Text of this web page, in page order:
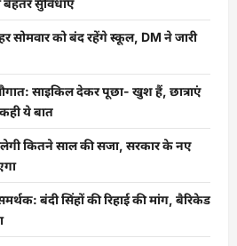
बेहतर सुविधाएं
सोमवार को बंद रहेंगे स्कूल, DM ने जारी
साइकिल देकर पूछा- खुश हैं, छात्राएं
ये बात
कितने साल की सजा, सरकार के नए
बंदी सिंहों की रिहाई की मांग, बैरिकेड